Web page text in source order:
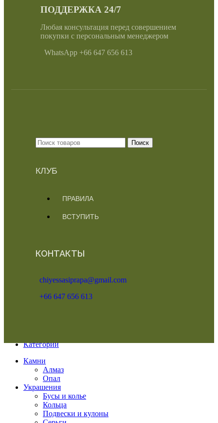
ПОДДЕРЖКА 24/7
Любая консультация перед совершением
покупки с персональным менеджером
WhatsApp +66 647 656 613
Поиск
КЛУБ
ПРАВИЛА
ВСТУПИТЬ
КОНТАКТЫ
chiyessasiprapa@gmail.com
+66 647 656 613
Категории
Камни
Алмаз
Опал
Украшения
Бусы и колье
Кольца
Подвески и кулоны